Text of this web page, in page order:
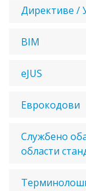
Директиве /
BIM
eJUS
Еврокодови
Службено
области